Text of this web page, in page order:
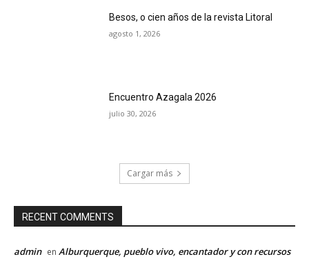
Besos, o cien años de la revista Litoral
agosto 1, 2026
Encuentro Azagala 2026
julio 30, 2026
Cargar más
RECENT COMMENTS
admin en Alburquerque, pueblo vivo, encantador y con recursos